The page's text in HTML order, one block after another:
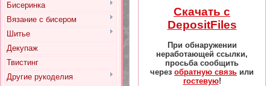
Бисеринка
Вязание с бисером
Шитье
Декупаж
Твистинг
Другие рукоделия
Скачать с
DepositFiles
При обнаружении
неработающей ссылки,
просьба сообщить
через обратную связь или
гостевую!